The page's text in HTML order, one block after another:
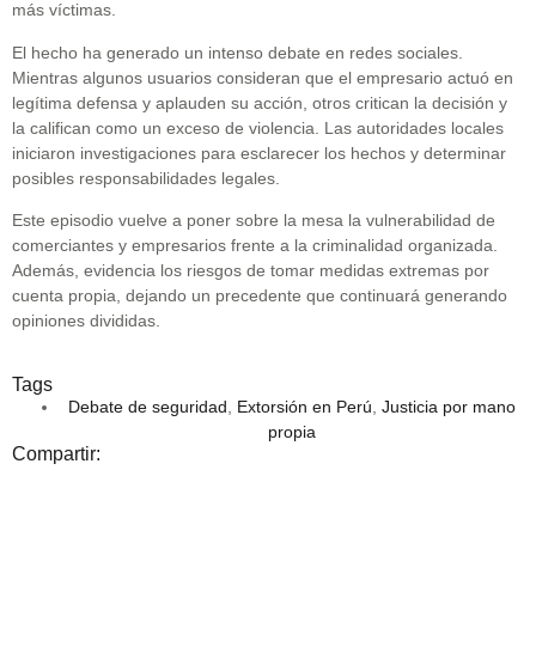
más víctimas.
El hecho ha generado un intenso debate en redes sociales.
Mientras algunos usuarios consideran que el empresario actuó en
legítima defensa y aplauden su acción, otros critican la decisión y
la califican como un exceso de violencia. Las autoridades locales
iniciaron investigaciones para esclarecer los hechos y determinar
posibles responsabilidades legales.
Este episodio vuelve a poner sobre la mesa la vulnerabilidad de
comerciantes y empresarios frente a la criminalidad organizada.
Además, evidencia los riesgos de tomar medidas extremas por
cuenta propia, dejando un precedente que continuará generando
opiniones divididas.
Tags
Debate de seguridad Extorsión en Perú Justicia por mano
propia
Compartir: